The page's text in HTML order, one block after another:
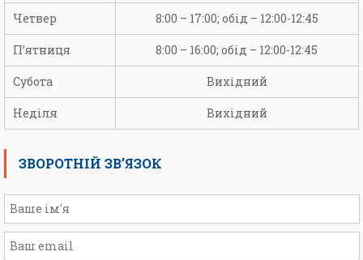
Четвер 8:00 – 17:00; обід – 12:00-12:45
П’ятниця 8:00 – 16:00; обід – 12:00-12:45
Субота Вихідний
Неділя Вихідний
ЗВОРОТНІЙ ЗВ’ЯЗОК